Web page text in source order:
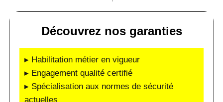
Découvrez nos garanties
▸ Habilitation métier en vigueur
▸ Engagement qualité certifié
▸ Spécialisation aux normes de sécurité
actuelles